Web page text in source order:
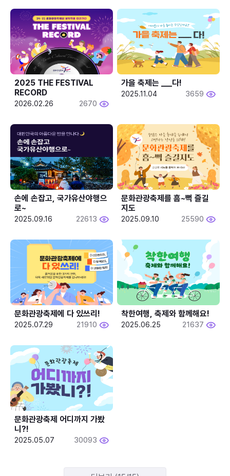
2025 THE FESTIVAL
RECORD
2026.02.26 2670
2025.11.04 3659
손에 손잡고, 국가유산야행으
로~
2025.09.16 22613
문화관광축제를 흠~뻑 즐길
지도
2025.09.10 25590
문화관광축제에 다 있쓰리!
2025.07.29 21910
착한여행, 축제와 함께해요!
2025.06.25 21637
문화관광축제 어디까지 가봤
니?!
2025.05.07 30093